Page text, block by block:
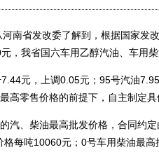
省发改委了解到，根据国家发
，我省国六车用乙醇汽油、车用
元，上调0.05元；95号汽油
高零售价格的前提下，自主制定具
、柴油最高批发价格，合同约定
每吨10060元；0号车用柴油最